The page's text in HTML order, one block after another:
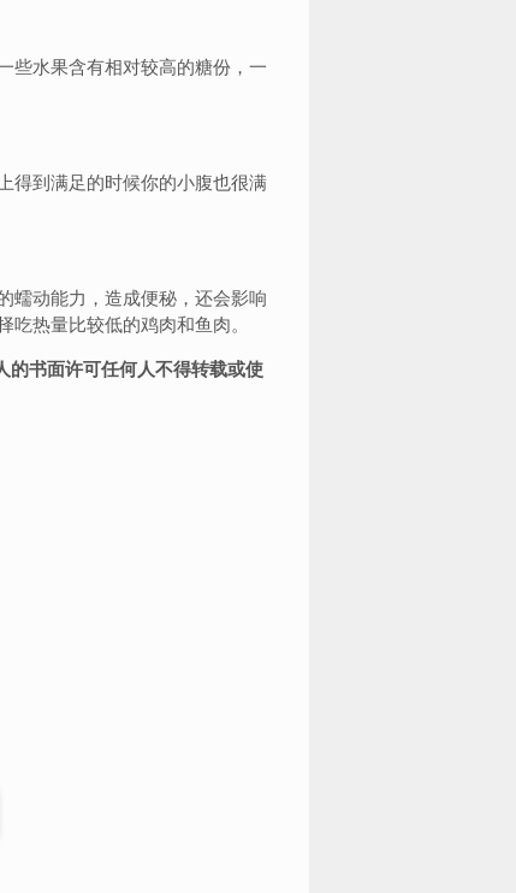
水果含有相对较高的糖份，一
到满足的时候你的小腹也很满
动能力，造成便秘，还会影响
热量比较低的鸡肉和鱼肉。
的书面许可任何人不得转载或使